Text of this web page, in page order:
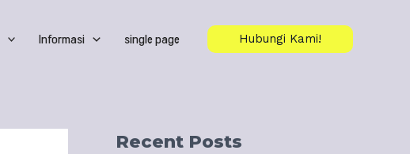
Informasi single page Hubungi Kami!
Recent Posts